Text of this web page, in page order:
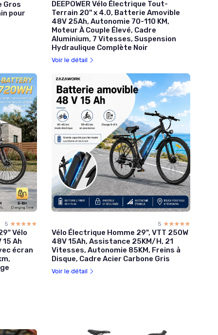
Gros
pour
DEEPOWER Vélo Électrique Tout-
Terrain 20'' x 4.0, Batterie Amovible
48V 25Ah, Autonomie 70-110 KM,
Moteur À Couple Élevé, Cadre
Aluminium, 7 Vitesses, Suspension
Hydraulique Complète Noir
Voir le détail
5 ☆☆☆☆☆
★★★★★
Vélo
Ah
écran
5 ☆☆☆☆☆
★★★★★
Vélo Électrique Homme 29", VTT 250W
48V 15Ah, Assistance 25KM/H, 21
Vitesses, Autonomie 85KM, Freins à
Disque, Cadre Acier Carbone Gris
Voir le détail